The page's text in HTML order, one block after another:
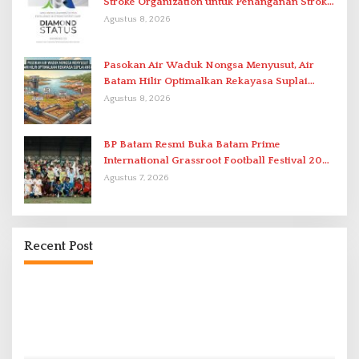
Berstandar Internasional
Agustus 8, 2026
Pasokan Air Waduk Nongsa Menyusut, Air
Batam Hilir Optimalkan Rekayasa Suplai
Antar-IPAM
Agustus 8, 2026
BP Batam Resmi Buka Batam Prime
International Grassroot Football Festival 2026
di Stadion Temenggung Abdul Jamal
Agustus 7, 2026
Recent Post